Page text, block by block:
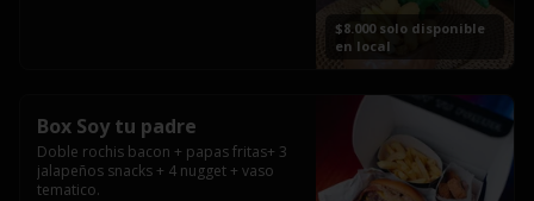
$8.000 solo disponible
en local
Box Soy tu padre
Doble rochis bacon + papas fritas+ 3
jalapeños snacks + 4 nugget + vaso
tematico.